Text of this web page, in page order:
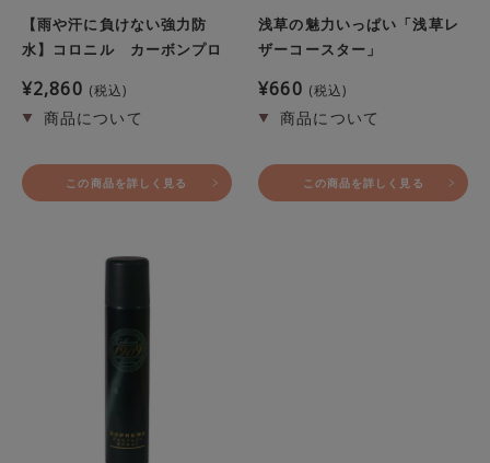
【雨や汗に負けない強力防
水】コロニル カーボンプロ
¥2,860 税込
この商品を詳しく見る
浅草の魅力いっぱい「浅草レ
ザーコースター」
¥660 税込
この商品を詳しく見る